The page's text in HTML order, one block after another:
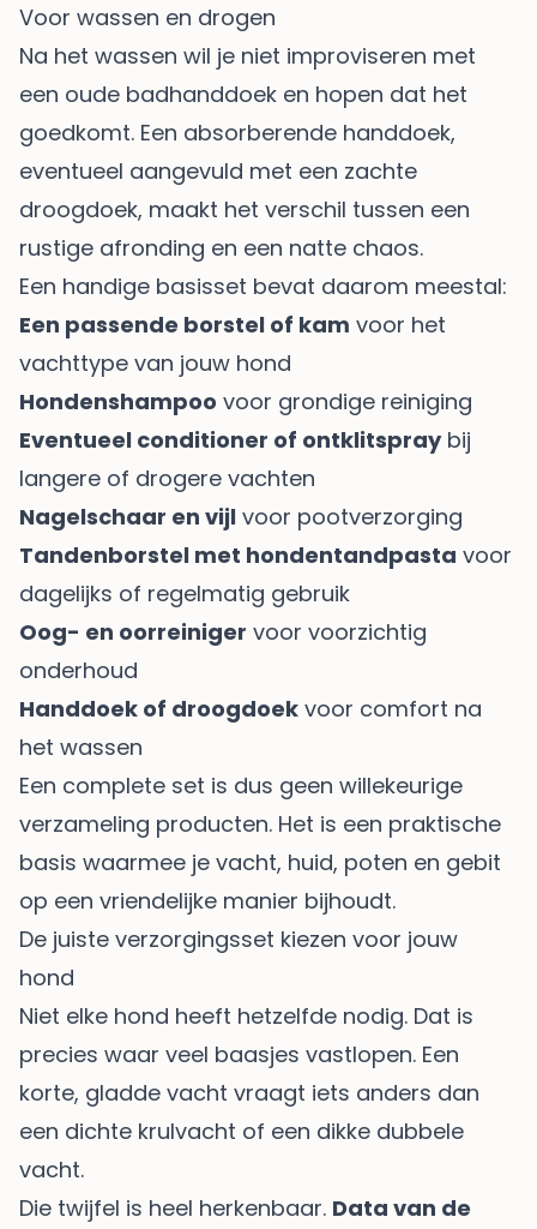
Voor wassen en drogen
Na het wassen wil je niet improviseren met
een oude badhanddoek en hopen dat het
goedkomt. Een absorberende handdoek,
eventueel aangevuld met een zachte
droogdoek, maakt het verschil tussen een
rustige afronding en een natte chaos.
Een handige basisset bevat daarom meestal:
Een passende borstel of kam voor het
vachttype van jouw hond
Hondenshampoo voor grondige reiniging
Eventueel conditioner of ontklitspraybij
langere of drogere vachten
Nagelschaar en vijl voor pootverzorging
Tandenborstel met hondentandpasta voor
dagelijks of regelmatig gebruik
Oog- en oorreiniger voor voorzichtig
onderhoud
Handdoek of droogdoek voor comfort na
het wassen
Een complete set is dus geen willekeurige
verzameling producten. Het is een praktische
basis waarmee je vacht, huid, poten en gebit
op een vriendelijke manier bijhoudt.
De juiste verzorgingsset kiezen voor jouw
hond
Niet elke hond heeft hetzelfde nodig. Dat is
precies waar veel baasjes vastlopen. Een
korte, gladde vacht vraagt iets anders dan
een dichte krulvacht of een dikke dubbele
vacht.
Die twijfel is heel herkenbaar. Data van de